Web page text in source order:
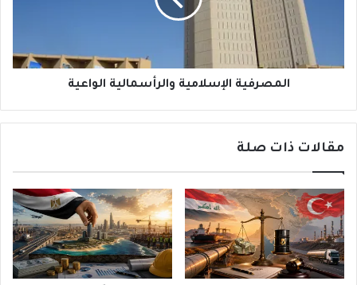
المصرفية الإسلامية والرأسمالية الواعية
مقالات ذات صلة